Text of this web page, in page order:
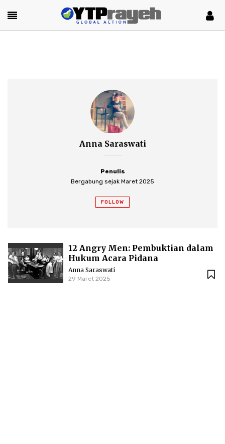
Anna Saraswati
Penulis
Bergabung sejak Maret 2025
FOLLOW
12 Angry Men: Pembuktian dalam
Hukum Acara Pidana
Anna Saraswati
29 Maret 2025